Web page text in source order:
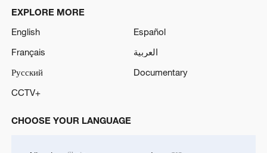
EXPLORE MORE
English
Español
Français
العربية
Русский
Documentary
CCTV+
CHOOSE YOUR LANGUAGE